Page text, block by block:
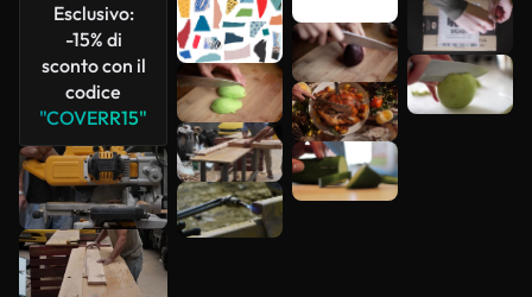
Esclusivo:
-15% di
sconto con il
codice
"COVERR15"